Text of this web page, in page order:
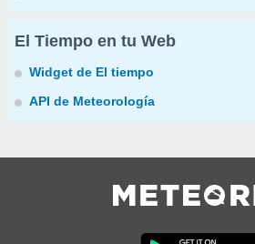
El Tiempo en tu Web
Widget de El tiempo
API de Meteorología